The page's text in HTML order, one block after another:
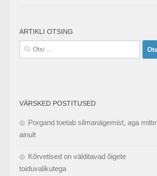
ARTIKLI OTSING
Otsi:
VÄRSKED POSTITUSED
Porgand toetab silmanägemist, aga mitte
ainult
Kõrvetised on välditavad õigete
toiduvalikutega